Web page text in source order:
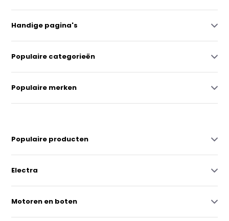
Handige pagina's
Populaire categorieën
Populaire merken
Populaire producten
Electra
Motoren en boten